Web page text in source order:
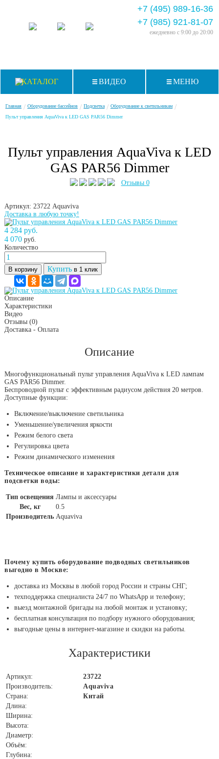
+7 (495) 989-16-36
+7 (985) 921-81-07
ежедневно с 9:00 до 20:00
КАТАЛОГ ВИДЕО МЕНЮ
Главная / Оборудование бассейнов / Подсветка / Оборудование к светильникам /
Пульт управления AquaViva к LED GAS PAR56 Dimmer
Пульт управления AquaViva к LED
GAS PAR56 Dimmer
Отзывы 0
Артикул: 23722 Aquaviva
Доставка в любую точку!
4 284 руб.
4 070 руб.
Количество
В корзину Купить в 1 клик
Описание
Характеристики
Видео
Отзывы (0)
Доставка - Оплата
Описание
Многофункциональный пульт управления AquaViva к LED лампам
GAS PAR56 Dimmer.
Беспроводной пульт с эффективным радиусом действия 20 метров.
Доступные функции:
Включение/выключение светильника
Уменьшение/увеличения яркости
Режим белого света
Регулировка цвета
Режим динамического изменения
Техническое описание и характеристики детали для
подсветки воды:
Тип освещения Лампы и аксессуары
Вес, кг
0.5
Производитель Aquaviva
Почему купить оборудование подводных светильников
выгодно в Москве:
доставка из Москвы в любой город России и страны СНГ;
техподдержка специалиста 24/7 по WhatsApp и телефону;
выезд монтажной бригады на любой монтаж и установку;
бесплатная консультация по подбору нужного оборудования;
выгодные цены в интернет-магазине и скидки на работы.
Характеристики
Артикул:
23722
Производитель:
Aquaviva
Страна:
Китай
Длина:
Ширина:
Высота:
Диаметр:
Объём:
Глубина: